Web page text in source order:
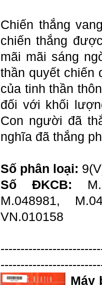
Chiến thắng
chiến thắng
mãi mãi sáng
thần quyết chiến
của tinh thần
đối với khối
Con người đã
nghĩa đã thắng
Số phân loại:
Số ĐKCB:
M.048981,
VN.010158
Máy